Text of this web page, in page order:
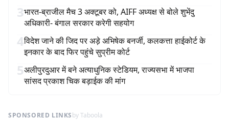
3भारत-ब्राजील मैच 3 अक्टूबर को, AIFF अध्यक्ष से बोले शुभेंदु
अधिकारी- बंगाल सरकार करेगी सहयोग
4विदेश जाने की जिद पर अड़े अभिषेक बनर्जी, कलकत्ता हाईकोर्ट के
इनकार के बाद फिर पहुंचे सुप्रीम कोर्ट
5अलीपुरदुआर में बने अत्याधुनिक स्टेडियम, राज्यसभा में भाजपा
सांसद प्रकाश चिक बड़ाईक की मांग
SPONSORED LINKSby Taboola